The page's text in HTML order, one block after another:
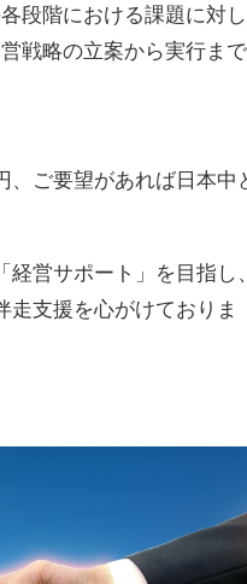
段階における課題に対し
戦略の立案から実行まで
、ご要望があれば日本中
営サポート」を目指し、
走支援を心がけておりま